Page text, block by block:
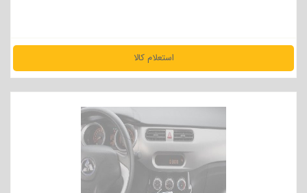
استعلام کالا
مشاهده جزئیات